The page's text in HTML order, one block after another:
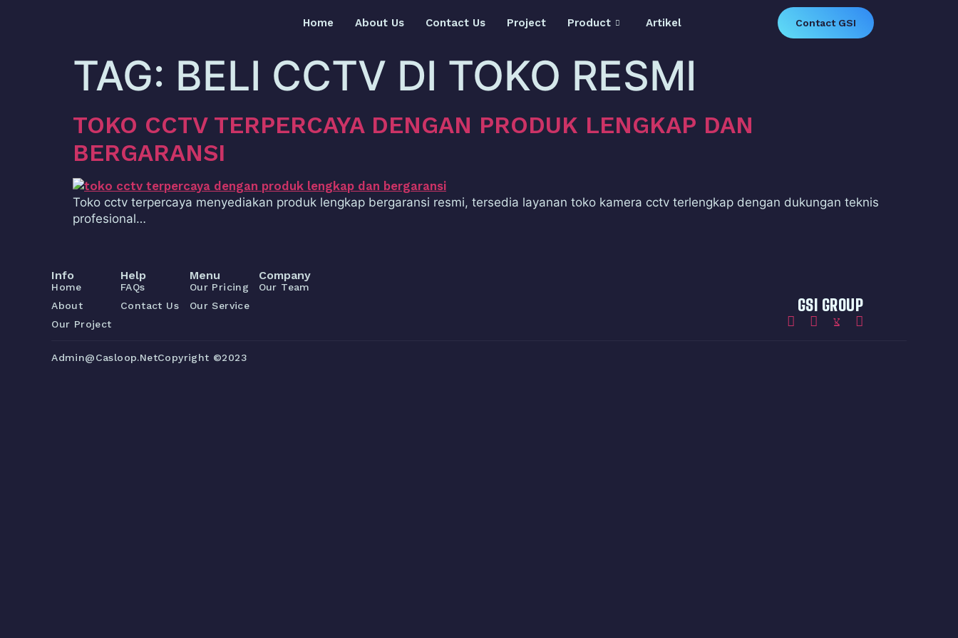
Home About Us Contact Us Project Product Artikel Contact GSI
TAG: BELI CCTV DI TOKO RESMI
TOKO CCTV TERPERCAYA DENGAN PRODUK LENGKAP DAN
BERGARANSI
Toko cctv terpercaya menyediakan produk lengkap bergaransi resmi, tersedia layanan toko kamera cctv terlengkap dengan dukungan teknis
profesional…
Info
Home
About
Our Project
Help
FAQs
Contact Us
Menu
Our Pricing
Our Service
Company
Our Team
GSI GROUP
Admin@casloop.netCopyright ©2023